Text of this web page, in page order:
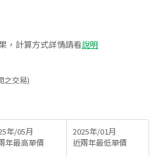
，計算方式詳情請看說明
之交易)
年/05月
年最高單價
2025年/01月
近兩年最低單價